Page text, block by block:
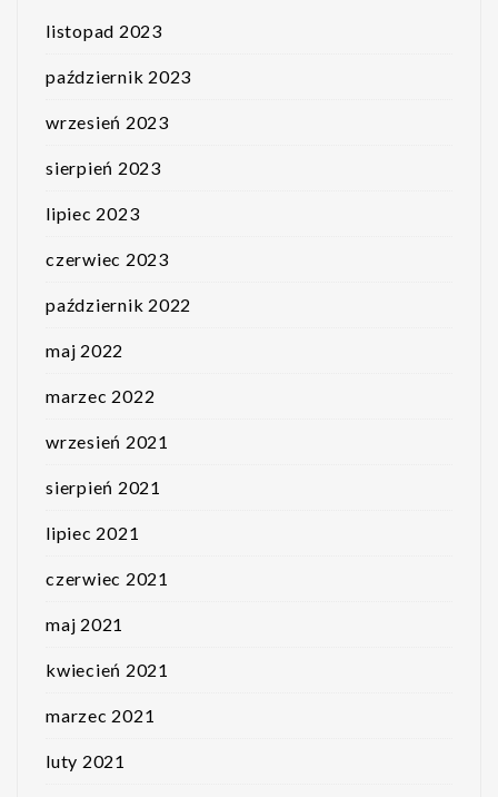
listopad 2023
październik 2023
wrzesień 2023
sierpień 2023
lipiec 2023
czerwiec 2023
październik 2022
maj 2022
marzec 2022
wrzesień 2021
sierpień 2021
lipiec 2021
czerwiec 2021
maj 2021
kwiecień 2021
marzec 2021
luty 2021